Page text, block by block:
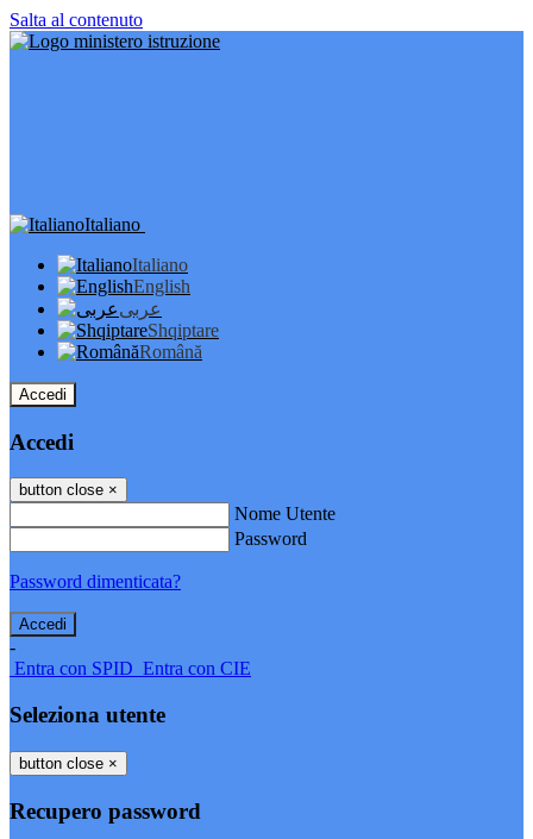
Salta al contenuto
Italiano
Italiano
English
عربى
Shqiptare
Română
Accedi
Accedi
button close ×
Nome Utente
Password
Password dimenticata?
-
Entra con SPID Entra con CIE
Seleziona utente
button close ×
Recupero password